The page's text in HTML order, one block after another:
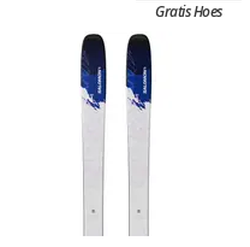
Gratis Hoes